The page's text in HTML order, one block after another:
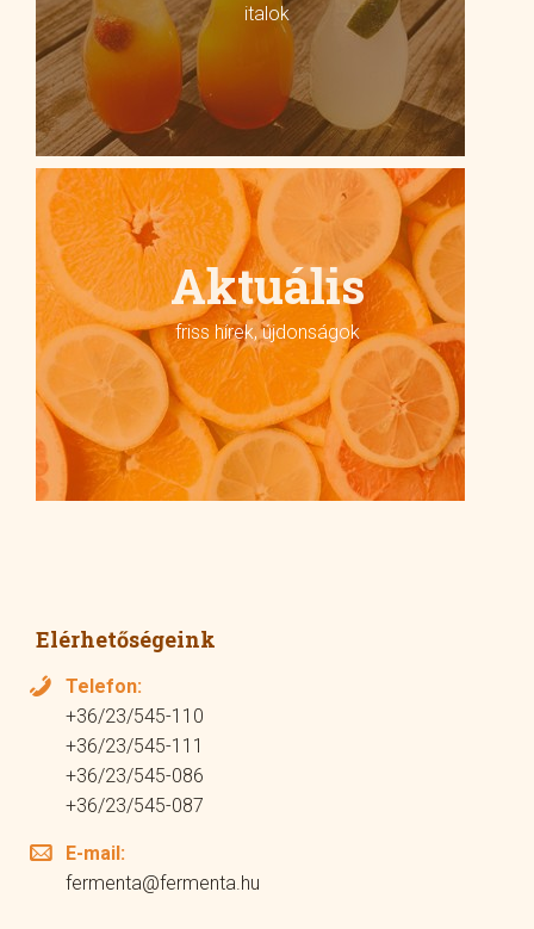
italok
Aktuális
friss hírek, újdonságok
Elérhetőségeink
Telefon:
+36/23/545-110
+36/23/545-111
+36/23/545-086
+36/23/545-087
E-mail:
fermenta@fermenta.hu